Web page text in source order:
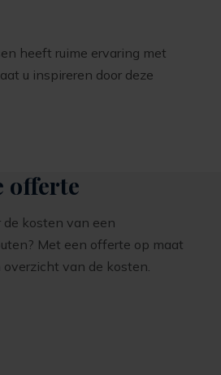
heeft ruime ervaring met
u inspireren door deze
offerte
kosten van een
Met een offerte op maat
van de kosten.